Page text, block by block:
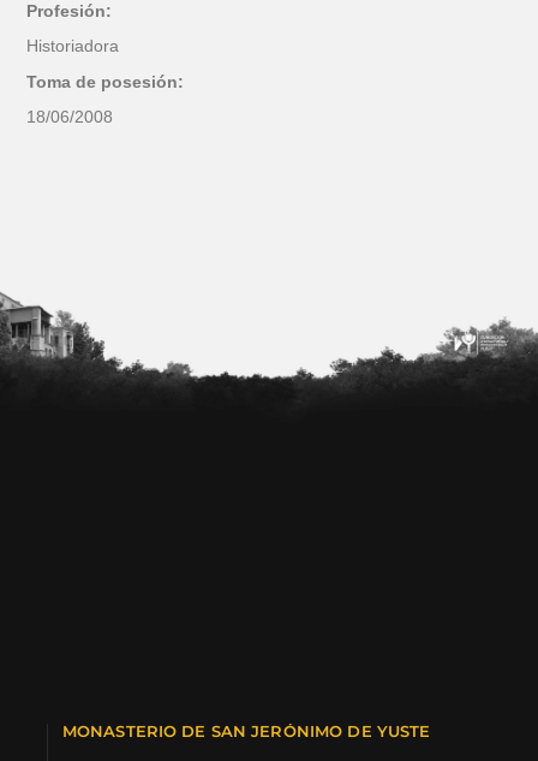
Profesión:
Historiadora
Toma de posesión:
18/06/2008
MONASTERIO DE SAN JERÓNIMO DE YUSTE